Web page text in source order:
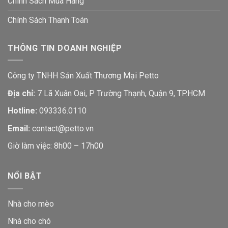
Chính Sách Thanh Toán
THÔNG TIN DOANH NGHIỆP
Công ty TNHH Sản Xuất Thương Mại Petto
Địa chỉ: 7 Lã Xuân Oai, P Trường Thạnh, Quận 9, TP.HCM
Hotline: 093336.0110
Email: contact@petto.vn
Giờ làm việc: 8h00 – 17h00
NỔI BẬT
Nhà cho mèo
Nhà cho chó